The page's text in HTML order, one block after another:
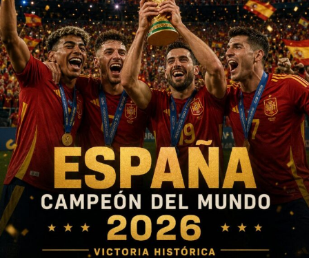
apuesta en la concentración. Al minuto 68′, Colombia logró
anotar el primer y único tanto del partido. Debían cuidar la
mínima ventaja que tanto había costado conseguir. Al
minuto 89′, un rebote favoreció a Camerún en el área de la
Tricolor y fue la opción más clara de las africanas para
igualar el marcador. El balón le quedó servido a Naomi Eto
para rematar limpio a la portería de las cafeteras.
De cualquier manera, la camerunesa no contó con la
astucia de Luisa Agudelo.La guardameta no se achicó y
le hizo frente al potente remate de la africana. Puso en
firme sus guantes y terminó salvando a Colombia a pocos
segundos de que el cronómetro marcara los 90 minutos
La increíble atajada desató la locura de los
hinchas en El Campín.